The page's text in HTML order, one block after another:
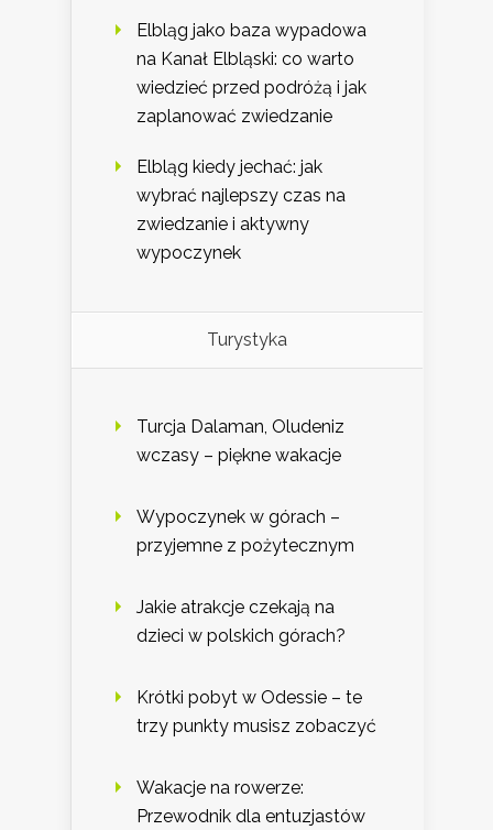
Elbląg jako baza wypadowa
na Kanał Elbląski: co warto
wiedzieć przed podróżą i jak
zaplanować zwiedzanie
Elbląg kiedy jechać: jak
wybrać najlepszy czas na
zwiedzanie i aktywny
wypoczynek
Turystyka
Turcja Dalaman, Oludeniz
wczasy – piękne wakacje
Wypoczynek w górach –
przyjemne z pożytecznym
Jakie atrakcje czekają na
dzieci w polskich górach?
Krótki pobyt w Odessie – te
trzy punkty musisz zobaczyć
Wakacje na rowerze:
Przewodnik dla entuzjastów